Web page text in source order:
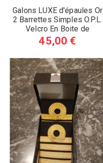
Galons LUXE d'épaules Or
2 Barrettes Simples O.P.L.
Velcro En Boite de
Présentation (A)
45,00 €